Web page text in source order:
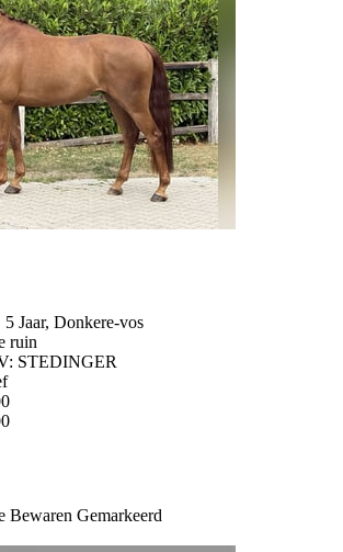
Jaar, Donkere-vos
ruin
STEDINGER
Bewaren Gemarkeerd